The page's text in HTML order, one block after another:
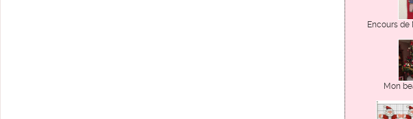
Encours
Mon